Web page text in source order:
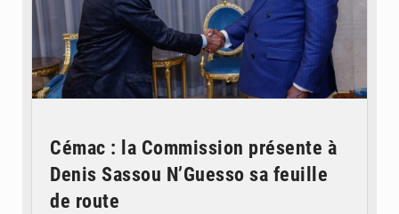
Cémac : la Commission présente à
Denis Sassou N’Guesso sa feuille
de route